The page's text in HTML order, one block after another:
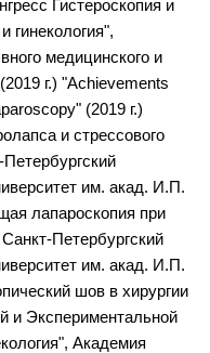
Гистероскопия и
гинекология",
медицинского и
г.) "Achievements
(2019 г.)
и стрессового
им. акад. И.П.
лапароскопия при
Петербургский
им. акад. И.П.
шов в хирургии
и Экспериментальной
Академия